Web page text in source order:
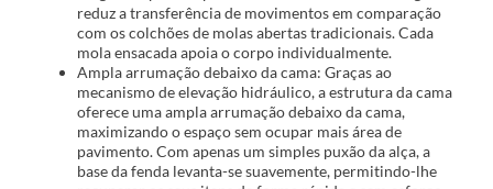
reduz a transferência de movimentos em comparação
com os colchões de molas abertas tradicionais. Cada
mola ensacada apoia o corpo individualmente.
Ampla arrumação debaixo da cama: Graças ao
mecanismo de elevação hidráulico, a estrutura da cama
oferece uma ampla arrumação debaixo da cama,
maximizando o espaço sem ocupar mais área de
pavimento. Com apenas um simples puxão da alça, a
base da fenda levanta-se suavemente, permitindo-lhe